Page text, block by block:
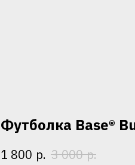
Футболка Base®
1 800 р. 3 000 р.